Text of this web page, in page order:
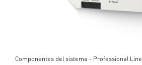
Componentes del sistema - Professional Line